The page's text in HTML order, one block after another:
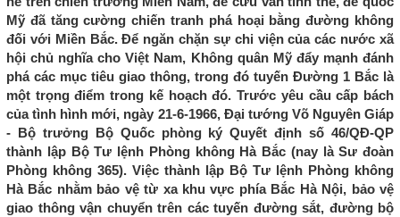
Mỹ đã tăng cường chiến tranh phá hoại bằng đường không
đối với Miền Bắc. Để ngăn chặn sự chi viện của các nước xã
hội chủ nghĩa cho Việt Nam, Không quân Mỹ đẩy mạnh đánh
phá các mục tiêu giao thông, trong đó tuyến Đường 1 Bắc là
một trọng điểm trong kế hoạch đó. Trước yêu cầu cấp bách
của tình hình mới, ngày 21-6-1966, Đại tướng Võ Nguyên Giáp
- Bộ trưởng Bộ Quốc phòng ký Quyết định số 46/QĐ-QP
thành lập Bộ Tư lệnh Phòng không Hà Bắc (nay là Sư đoàn
Phòng không 365). Việc thành lập Bộ Tư lệnh Phòng không
Hà Bắc nhằm bảo vệ từ xa khu vực phía Bắc Hà Nội, bảo vệ
giao thông vận chuyển trên các tuyến đường sắt, đường bộ